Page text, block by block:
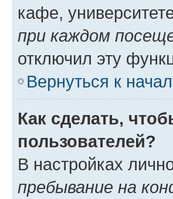
кафе,
при каждом
отключил эту
Вернуться к
Как сделать,
пользователей?
В настройках
пребывание на